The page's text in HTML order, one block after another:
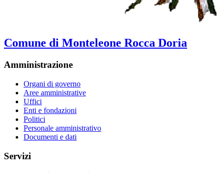
Comune di Monteleone Rocca Doria
Amministrazione
Organi di governo
Aree amministrative
Uffici
Enti e fondazioni
Politici
Personale amministrativo
Documenti e dati
Servizi